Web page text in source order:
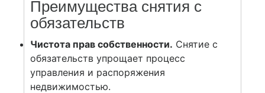
Преимущества снятия с
обязательств
Чистота прав собственности. Снятие с
обязательств упрощает процесс
управления и распоряжения
недвижимостью.